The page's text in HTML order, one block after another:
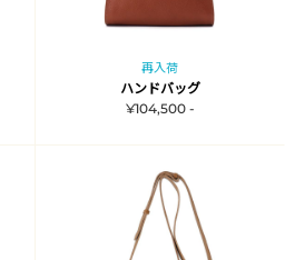
再入荷
ハンドバッグ
¥104,500 -